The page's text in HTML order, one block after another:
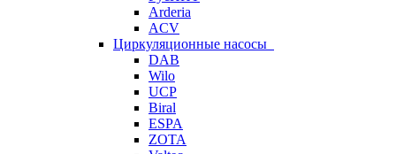
Arderia
ACV
Циркуляционные насосы
DAB
Wilo
UCP
Biral
ESPA
ZOTA